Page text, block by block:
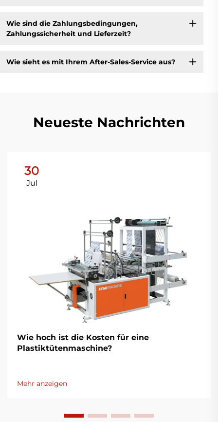
Wie sind die Zahlungsbedingungen,
Zahlungssicherheit und Lieferzeit?
Wie sieht es mit Ihrem After-Sales-Service aus?
Neueste Nachrichten
30
Jul
Wie hoch ist die Kosten für eine
Plastiktütenmaschine?
Mehr anzeigen